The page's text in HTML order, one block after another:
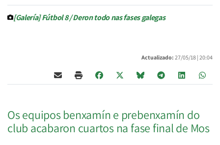
[Galería] Fútbol 8 / Deron todo nas fases galegas
Actualizado: 27/05/18 | 20:04
Os equipos benxamín e prebenxamín do
club acabaron cuartos na fase final de Mos